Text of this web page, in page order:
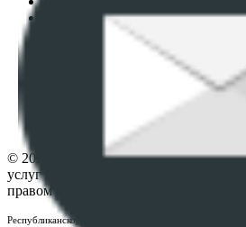
Политика в отношении
ПОЛОЖЕНИЕ О ПОЛИТИКЕ
Настройки cookie-файлов
© 2026 Республиканское унитарное
услуг "БелЮрОбеспечение" - Все
правом
Республиканское унитарное предприятие по